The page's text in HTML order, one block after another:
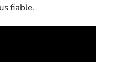
fiable.